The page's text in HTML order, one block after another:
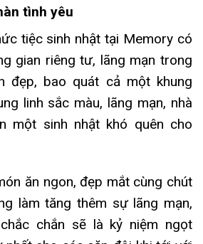
tình yêu
tiệc sinh nhật tại Memory có
gian riêng tư, lãng mạn trong
đẹp, bao quát cả một khung
linh sắc màu, lãng mạn, nhà
một sinh nhật khó quên cho
ăn ngon, đẹp mắt cùng chút
làm tăng thêm sự lãng mạn,
chắn sẽ là kỷ niệm ngọt